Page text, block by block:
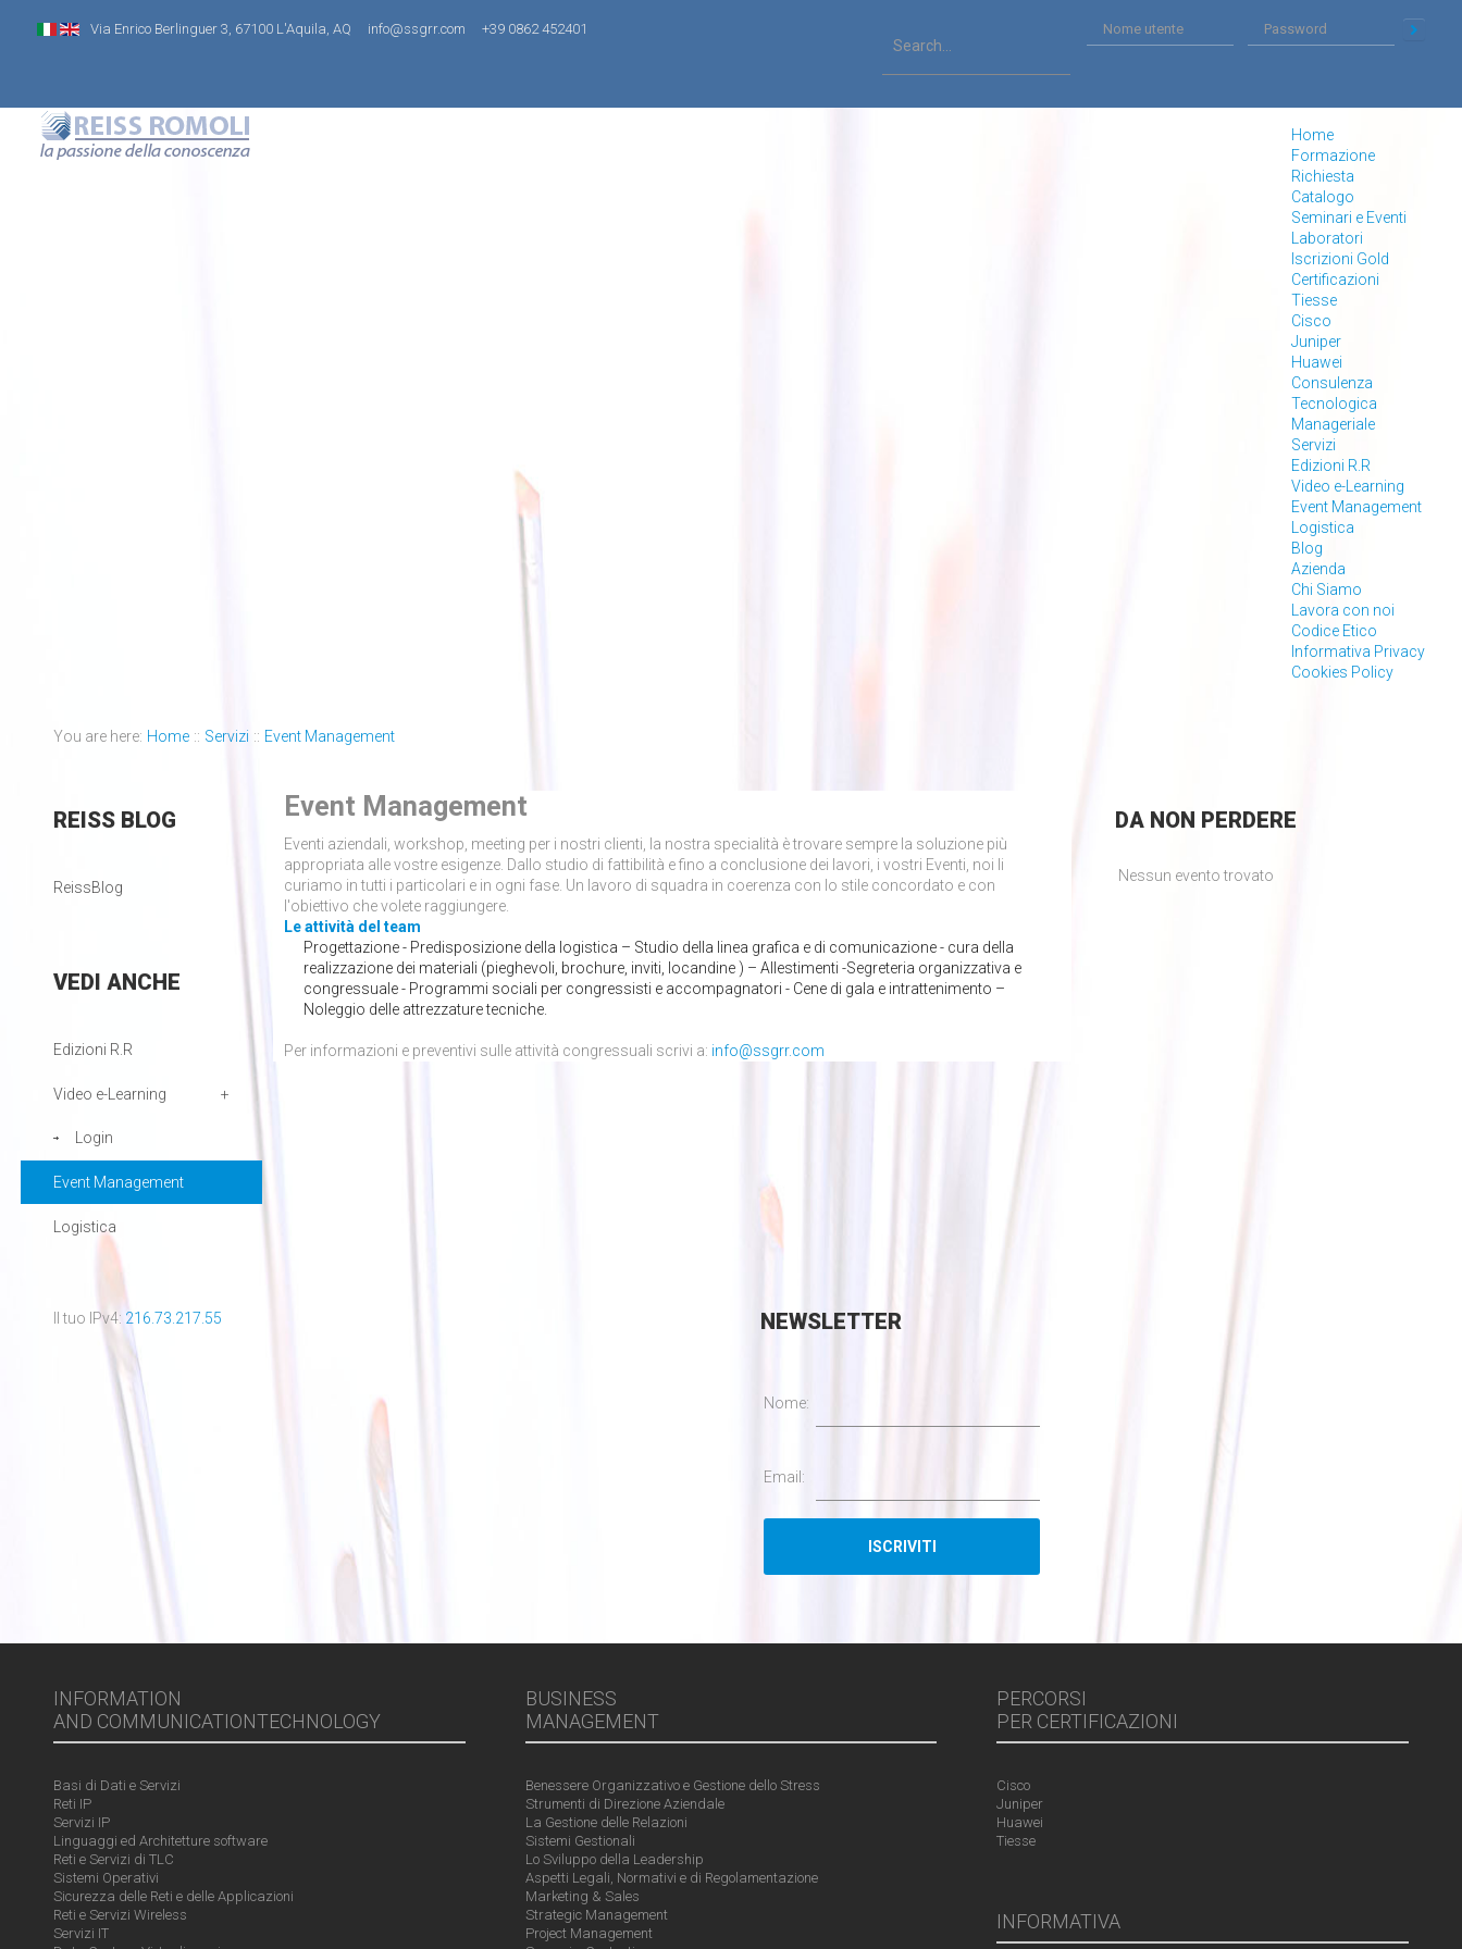
Via Enrico Berlinguer 3, 67100 L'Aquila, AQ info@ssgrr.com +39 0862 452401
Home
Formazione
Richiesta
Catalogo
Seminari e Eventi
Laboratori
Iscrizioni Gold
Certificazioni
Tiesse
Cisco
Juniper
Huawei
Consulenza
Tecnologica
Manageriale
Servizi
Edizioni R.R
Video e-Learning
Event Management
Logistica
Blog
Azienda
Chi Siamo
Lavora con noi
Codice Etico
Informativa Privacy
Cookies Policy
You are here: Home :: Servizi :: Event Management
Event Management
Eventi aziendali, workshop, meeting per i nostri clienti, la nostra specialità è trovare sempre la soluzione più
appropriata alle vostre esigenze. Dallo studio di fattibilità e fino a conclusione dei lavori, i vostri Eventi, noi li
curiamo in tutti i particolari e in ogni fase. Un lavoro di squadra in coerenza con lo stile concordato e con
l'obiettivo che volete raggiungere.
Le attività del team
Progettazione - Predisposizione della logistica – Studio della linea grafica e di comunicazione - cura della
realizzazione dei materiali (pieghevoli, brochure, inviti, locandine ) – Allestimenti -Segreteria organizzativa e
congressuale - Programmi sociali per congressisti e accompagnatori - Cene di gala e intrattenimento –
Noleggio delle attrezzature tecniche.
Per informazioni e preventivi sulle attività congressuali scrivi a: info@ssgrr.com
REISSBLOG
ReissBlog
VEDI ANCHE
Edizioni R.R
Video e-Learning
Login
Event Management
Logistica
DANON PERDERE
Nessun evento trovato
Il tuo IPv4: 216.73.217.55 NEWSLETTER
Nome:
Email:
INFORMATION
AND COMMUNICATIONTECHNOLOGY
Basi di Dati e Servizi
Reti IP
Servizi IP
Linguaggi ed Architetture software
Reti e Servizi di TLC
Sistemi Operativi
Sicurezza delle Reti e delle Applicazioni
Reti e Servizi Wireless
Servizi IT
BUSINESS
MANAGEMENT
Benessere Organizzativo e Gestione dello Stress
Strumenti di Direzione Aziendale
La Gestione delle Relazioni
Sistemi Gestionali
Lo Sviluppo della Leadership
Aspetti Legali, Normativi e di Regolamentazione
Marketing & Sales
Strategic Management
Project Management
PERCORSI
PER CERTIFICAZIONI
Cisco
Juniper
Huawei
Tiesse
INFORMATIVA